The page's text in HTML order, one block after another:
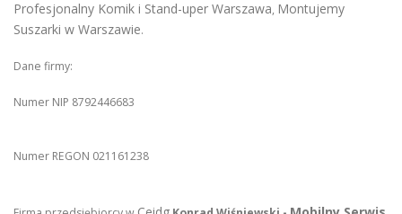
Profesjonalny Komik i Stand-uper Warszawa, Montujemy
Suszarki w Warszawie.
Dane firmy:
Numer NIP 8792446683
Numer REGON 021161238